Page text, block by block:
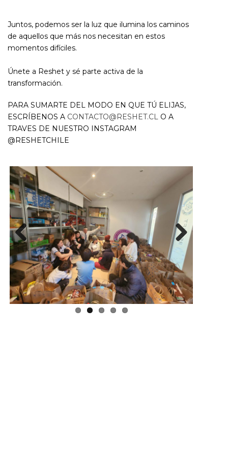
Juntos, podemos ser la luz que ilumina los caminos
de aquellos que más nos necesitan en estos
momentos difíciles.
Únete a Reshet y sé parte activa de la
transformación.
PARA SUMARTE DEL MODO EN QUE TÚ ELIJAS,
ESCRÍBENOS A CONTACTO@RESHET.CL O A
TRAVES DE NUESTRO INSTAGRAM
@RESHETCHILE
Previous Next